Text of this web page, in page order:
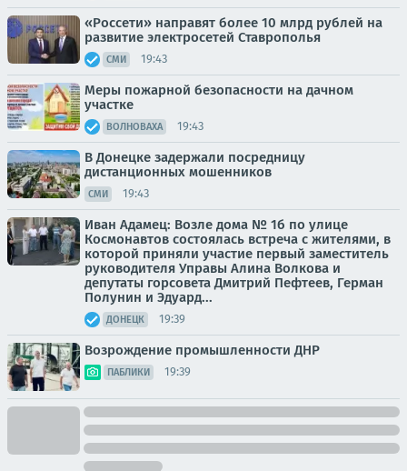
«Россети» направят более 10 млрд рублей на
развитие электросетей Ставрополья
СМИ 19:43
Меры пожарной безопасности на дачном
участке
ВОЛНОВАХА 19:43
В Донецке задержали посредницу
дистанционных мошенников
СМИ 19:43
Иван Адамец: Возле дома № 1б по улице
Космонавтов состоялась встреча с жителями, в
которой приняли участие первый заместитель
руководителя Управы Алина Волкова и
депутаты горсовета Дмитрий Пефтеев, Герман
Полунин и Эдуард...
ДОНЕЦК 19:39
Возрождение промышленности ДНР
ПАБЛИКИ 19:39